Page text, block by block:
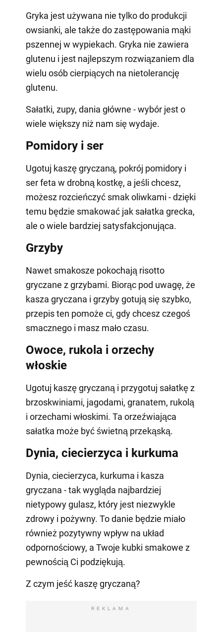
Gryka jest używana nie tylko do produkcji
owsianki, ale także do zastępowania mąki
pszennej w wypiekach. Gryka nie zawiera
glutenu i jest najlepszym rozwiązaniem dla
wielu osób cierpiących na nietolerancję
glutenu.
Sałatki, zupy, dania główne - wybór jest o
wiele większy niż nam się wydaje.
Pomidory i ser
Ugotuj kaszę gryczaną, pokrój pomidory i
ser feta w drobną kostkę, a jeśli chcesz,
możesz rozcieńczyć smak oliwkami - dzięki
temu będzie smakować jak sałatka grecka,
ale o wiele bardziej satysfakcjonująca.
Grzyby
Nawet smakosze pokochają risotto
gryczane z grzybami. Biorąc pod uwagę, że
kasza gryczana i grzyby gotują się szybko,
przepis ten pomoże ci, gdy chcesz czegoś
smacznego i masz mało czasu.
Owoce, rukola i orzechy
włoskie
Ugotuj kaszę gryczaną i przygotuj sałatkę z
brzoskwiniami, jagodami, granatem, rukolą
i orzechami włoskimi. Ta orzeźwiająca
sałatka może być świetną przekąską.
Dynia, ciecierzyca i kurkuma
Dynia, ciecierzyca, kurkuma i kasza
gryczana - tak wygląda najbardziej
nietypowy gulasz, który jest niezwykle
zdrowy i pożywny. To danie będzie miało
również pozytywny wpływ na układ
odpornościowy, a Twoje kubki smakowe z
pewnością Ci podziękują.
Z czym jeść kaszę gryczaną?
REKLAMA